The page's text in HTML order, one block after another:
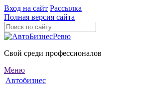
Вход на сайт Рассылка
Полная версия сайта
Свой среди профессионалов
Меню
Автобизнес